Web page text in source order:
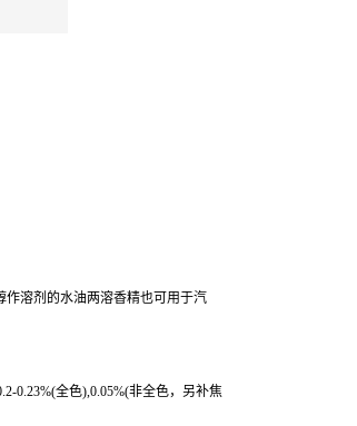
作溶剂的水油两溶香精也可用于汽
0.23%(全色),0.05%(非全色，另补焦